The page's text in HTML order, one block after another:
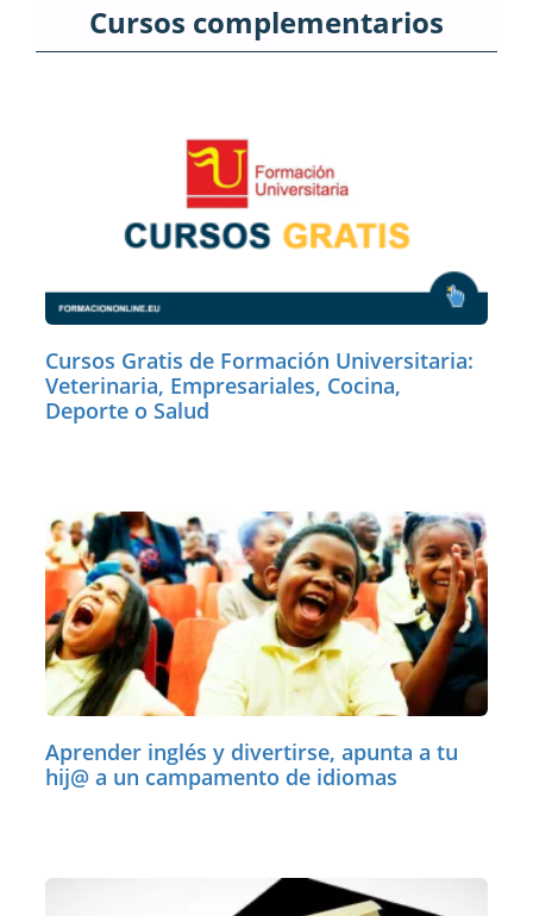
Cursos complementarios
Cursos Gratis de Formación Universitaria:
Veterinaria, Empresariales, Cocina,
Deporte o Salud
Aprender inglés y divertirse, apunta a tu
hij@ a un campamento de idiomas